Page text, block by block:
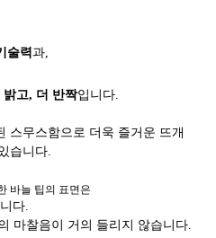
술력과,
밝고, 더 반짝입니다.
스무스함으로 더욱 즐거운 뜨개
습니다.
바늘 팁의 표면은
다.
마찰음이 거의 들리지 않습니다.